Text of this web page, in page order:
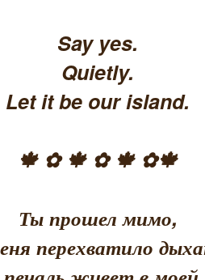
Say yes.
Quietly.
Let it be our island.
🍁 ✿ 🍁 ✿ 🍁 ✿🍁
Ты прошел мимо,
перехватило